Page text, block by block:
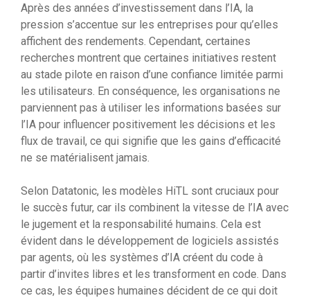
Après des années d’investissement dans l’IA, la
pression s’accentue sur les entreprises pour qu’elles
affichent des rendements. Cependant, certaines
recherches montrent que certaines initiatives restent
au stade pilote en raison d’une confiance limitée parmi
les utilisateurs. En conséquence, les organisations ne
parviennent pas à utiliser les informations basées sur
l’IA pour influencer positivement les décisions et les
flux de travail, ce qui signifie que les gains d’efficacité
ne se matérialisent jamais.
Selon Datatonic, les modèles HiTL sont cruciaux pour
le succès futur, car ils combinent la vitesse de l’IA avec
le jugement et la responsabilité humains. Cela est
évident dans le développement de logiciels assistés
par agents, où les systèmes d’IA créent du code à
partir d’invites libres et les transforment en code. Dans
ce cas, les équipes humaines décident de ce qui doit